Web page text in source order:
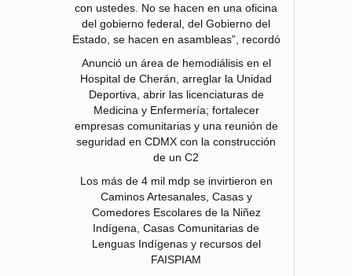
con ustedes. No se hacen en una oficina
del gobierno federal, del Gobierno del
Estado, se hacen en asambleas”, recordó
Anunció un área de hemodiálisis en el
Hospital de Cherán, arreglar la Unidad
Deportiva, abrir las licenciaturas de
Medicina y Enfermería; fortalecer
empresas comunitarias y una reunión de
seguridad en CDMX con la construcción
de un C2
Los más de 4 mil mdp se invirtieron en
Caminos Artesanales, Casas y
Comedores Escolares de la Niñez
Indígena, Casas Comunitarias de
Lenguas Indígenas y recursos del
FAISPIAM